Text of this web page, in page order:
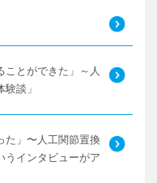
ことができた」～人
談」
た」〜人工関節置換
うインタビューがア